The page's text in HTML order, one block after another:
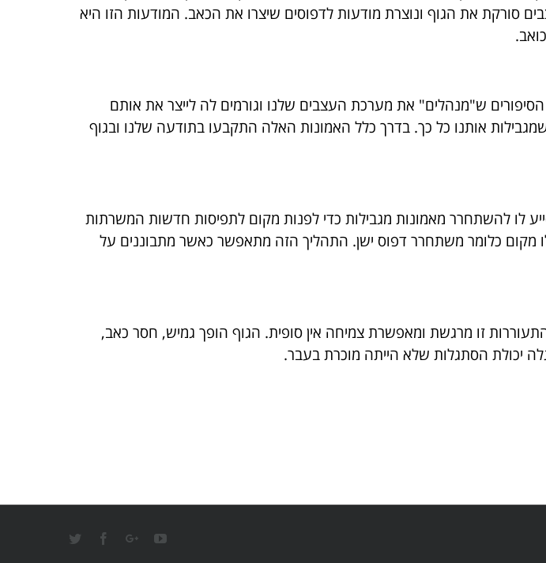
את הגוף ונוצרת מודעות לדפוסים שיצרו את הכאב. המודעות הזו היא
ש"מנהלים" את מערכת העצבים שלנו וגורמים לה לייצר את אותם
אותנו כל כך. בדרך כלל האמונות האלה התקבעו בתודעה שלנו ובגוף
לו להשתחרר מאמונות מגבילות כדי לפנות מקום לתפיסות חדשות המשרתות
כלומר משתחרר דפוס ישן. התהליך הזה מתאפשר כאשר מתבוננים על
זו מרגשת ומאפשרת צמיחה אין סופית. הגוף הופך גמיש, חסר כאב,
יכולת הסתגלות שלא הייתה מוכרת בעבר.
YouTube
Google+
Facebook